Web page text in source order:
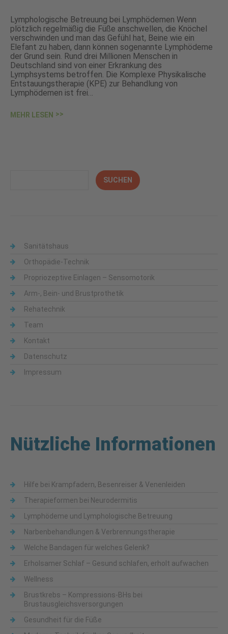
Lymphologische Betreuung bei Lymphödemen Wenn
plötzlich regelmäßig die Füße anschwellen, die Knöchel
verschwinden und man das Gefühl hat, Beine wie ein
Elefant zu haben, dann können sogenannte Lymphödeme
der Grund sein. Rund drei Millionen Menschen in
Deutschland sind von einer Erkrankung des
Lymphsystems betroffen. Die Komplexe Physikalische
Entstauungstherapie (KPE) zur Behandlung von
Lymphödemen ist frei…
MEHR LESEN
Sanitätshaus
Orthopädie-Technik
Propriozeptive Einlagen – Sensomotorik
Arm-, Bein- und Brustprothetik
Rehatechnik
Team
Kontakt
Datenschutz
Impressum
Nützliche Informationen
Hilfe bei Krampfadern, Besenreiser & Venenleiden
Therapieformen bei Neurodermitis
Lymphödeme und Lymphologische Betreuung
Narbenbehandlungen & Verbrennungstherapie
Welche Bandagen für welches Gelenk?
Erholsamer Schlaf – Gesund schlafen, erholt aufwachen
Wellness
Brustkrebs – Kompressions-BHs bei
Brustausgleichsversorgungen
Gesundheit für die Füße